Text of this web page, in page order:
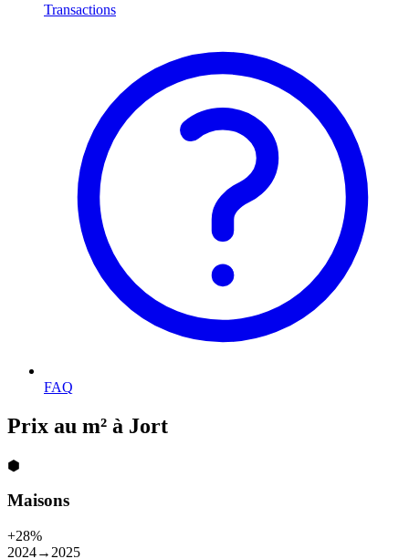
Transactions
FAQ
Prix au m² à Jort
⬢
Maisons
+28%
2024→2025